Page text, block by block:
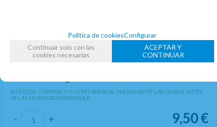
EN STOCK. CÓMPRALO Y LO RECIBIRÁS AL DIA SIGUIENTE LABORABLE ANTES
DE LAS 14:00 HORAS PENINSULA
9,50€
- +
Política de cookiesConfigurar
Continuar solo con las
cookies necesarias
ACEPTAR Y
CONTINUAR